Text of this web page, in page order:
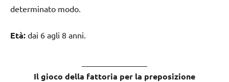
determinato modo.
Età: dai 6 agli 8 anni.
Il gioco della fattoria per la preposizione